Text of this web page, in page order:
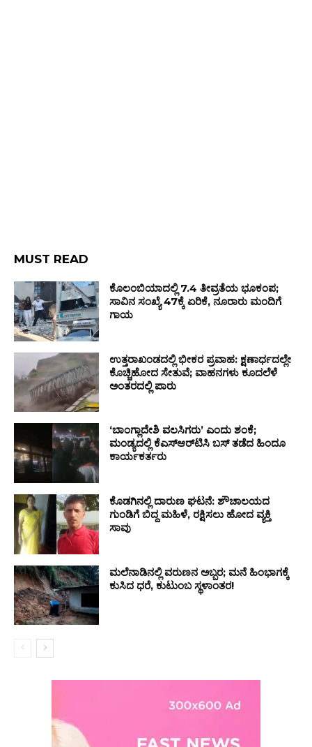
MUST READ
ಕೊಲಂಬಿಯಾದಲ್ಲಿ 7.4 ತೀವ್ರತೆಯ ಭೂಕಂಪ;
ಸಾವಿನ ಸಂಖ್ಯೆ 47ಕ್ಕೆ ಏರಿಕೆ, ನೂರಾರು ಮಂದಿಗೆ
ಗಾಯ
ಉತ್ತರಾಖಂಡದಲ್ಲಿ ಭೀಕರ ಪ್ರವಾಹ: ಕ್ಷಣಾರ್ಧದಲ್ಲೇ
ಕೊಚ್ಚಿಹೋದ ಸೇತುವೆ; ವಾಹನಗಳು ಕೂದಲೆಳೆ
ಅಂತರದಲ್ಲಿ ಪಾರು
‘ಬಾಂಗ್ಲಾದೇಶಿ ವಲಸಿಗರು’ ಎಂದು ಶಂಕೆ;
ಮಂಡ್ಯದಲ್ಲಿ ಕೆಎಸ್‌ಆರ್‌ಟಿಸಿ ಬಸ್ ತಡೆದ ಹಿಂದೂ
ಕಾರ್ಯಕರ್ತರು
ಕೊಡಗಿನಲ್ಲಿ ದಾರುಣ ಘಟನೆ: ಶೌಚಾಲಯದ
ಗುಂಡಿಗೆ ಬಿದ್ದ ಮಹಿಳೆ, ರಕ್ಷಿಸಲು ಹೋದ ವ್ಯಕ್ತಿ
ಸಾವು
ಮಲೆನಾಡಿನಲ್ಲಿ ವರುಣನ ಅಬ್ಬರ; ಮನೆ ಹಿಂಭಾಗಕ್ಕೆ
ಕುಸಿದ ಧರೆ, ಕುಟುಂಬ ಸ್ಥಳಾಂತರ!